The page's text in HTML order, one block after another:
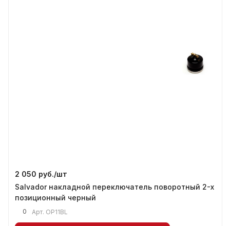
2 050 руб./шт
Salvador накладной переключатель поворотный 2-х
позиционный черный
0 Арт. OP11BL